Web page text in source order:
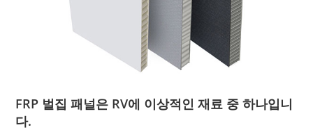
FRP 벌집 패널은 RV에 이상적인 재료 중 하나입니
다.